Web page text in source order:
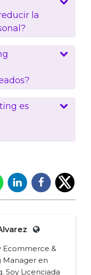
la
es
Ecommerce &
Manager en
Soy Licenciada